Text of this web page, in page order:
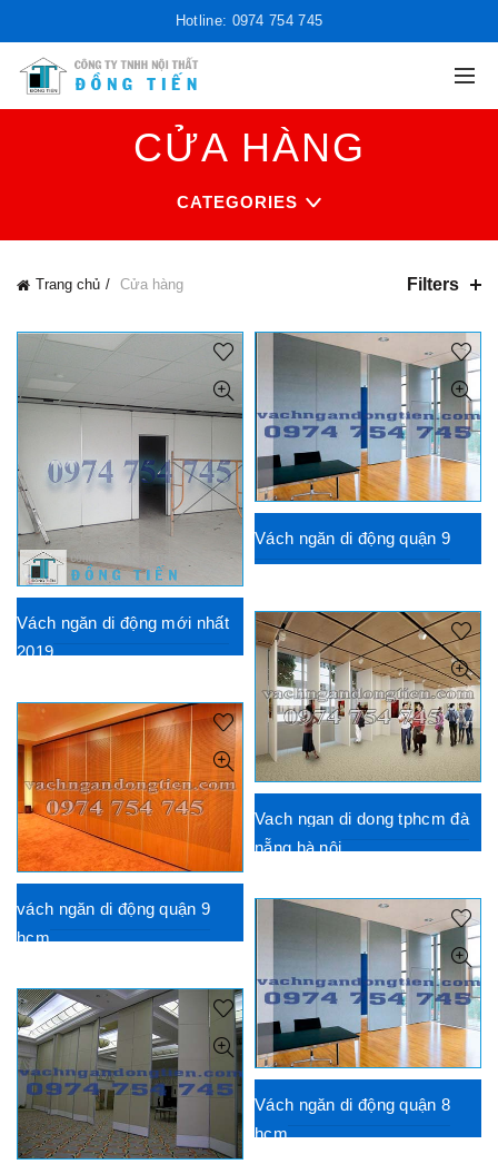
Hotline: 0974 754 745
CỬA HÀNG
CATEGORIES
Trang chủ Cửa hàng Filters
Vách ngăn di động mới nhất
2019
Vách ngăn di động quận 9
Vach ngan di dong tphcm đà
nẵng hà nội
vách ngăn di động quận 9
hcm
Vách ngăn di động quận 8
hcm